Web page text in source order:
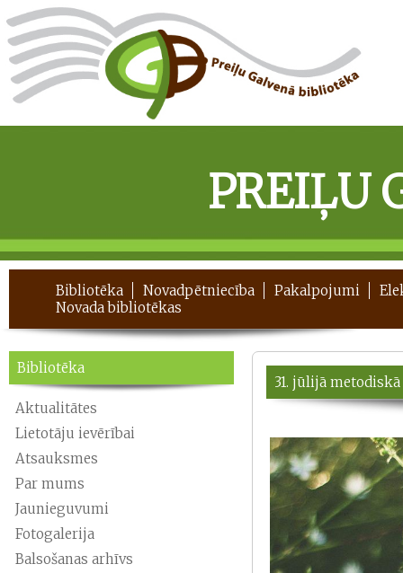
PREIĻU
Bibliotēka Novadpētniecība Pakalpojumi
Novada bibliotēkas
Bibliotēka
Aktualitātes
Lietotāju ievērībai
Atsauksmes
Par mums
Jaunieguvumi
Fotogalerija
Balsošanas arhīvs
31. jūlijā